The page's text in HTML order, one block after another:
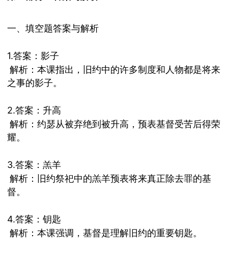
一、填空题答案与解析
1.答案：影子
解析：本课指出，旧约中的许多制度和人物都是将来
之事的影子。
2.答案：升高
解析：约瑟从被弃绝到被升高，预表基督受苦后得荣
耀。
3.答案：羔羊
解析：旧约祭祀中的羔羊预表将来真正除去罪的基
督。
4.答案：钥匙
解析：本课强调，基督是理解旧约的重要钥匙。